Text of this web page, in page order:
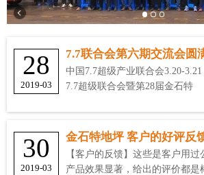
28
2019-03
7.7联合会第六期交流会圆
中国7.7超级产业联合会3.20-3.21
7.7超级联合会暨第28届金石特
30
2019-03
金石特地坪 客户的好评反
【客户的反馈】这些是客户用过
产品效果显著，给出的评价都是